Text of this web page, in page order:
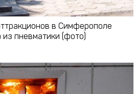
в Симферополе
из пневматики (фото)